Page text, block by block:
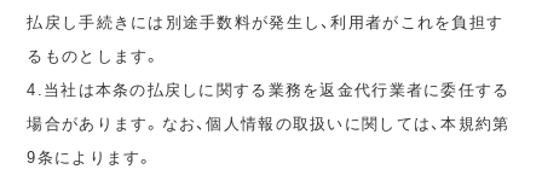
払戻し手続きには別途手数料が発生し、利用者がこれを負担す
るものとします。
4.当社は本条の払戻しに関する業務を返金代行業者に委任する
場合があります。なお、個人情報の取扱いに関しては、本規約第
9条によります。